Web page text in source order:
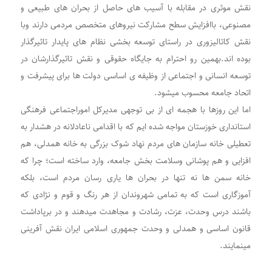
نقش موثری در مقابله با آسیب های حاصل از بحران های طبیعی و
مصنوعی، باافزایش سطح مشارکت نیروهای متخصص مردمی دارند وبا
نقش کاتالیزوری در راستای توسعه بخشی نظام های پایدار تاثیرگذار
بوده اند.بهمین رو احترام به جایگاه حقوقی و نقش تاثیرگذارشان در
توسعه انسانی و اجتماعی از وظیفه ی اساسی دولت ها برای پیشرفت و
اتحاد جامعه محسوب میشود.
اما این روزها با هجمه ای از بی توجهی مدیرکل اموراجتماعی فرهنگی
استانداری خوزستان مواجه شده ایم که با اقدامی ناعادلانه در هشدار به
تعطیلی خانه سازمان های مردم نهاد شوک بزرگی به خانه همدلی، هم
افزایی و هم پوشانی وسلامت بخش جامعه، وارد ساخته است؛ چرا که
خانه سمن ها نه تنها در بحران ها یاری رسان مردم است، بلکه
آموزگاری است که به تمامی شهروندان از هر رنگ و قوم و نژادی که
باشند درس وحدت، عزت، رشادت و مجاهدت میدهند و در برپاداشت
قانون اساسی و همدلی و وحدت جمهوری اسلامی ایران نقش آفرینی
مینمایند.